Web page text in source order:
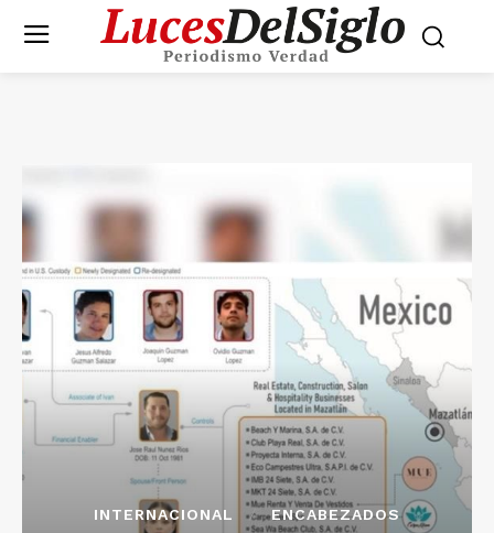
INTERNACIONAL ENCABEZADOS